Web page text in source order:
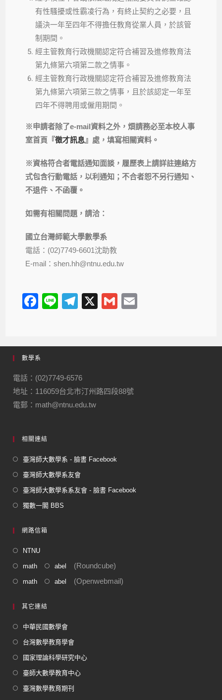
有性騷擾或性霸凌行為，有終止契約之必要，且
議決一年至四年不得擔任教育從業人員，於該管
制期間。
經主管教育行政機關認定符合補習及進修教育法
第九條第六項第二款之情事。
經主管教育行政機關認定符合補習及進修教育法
第九條第六項第三款之情事，且於該認定一年至
四年不得聘用或僱用期間。
※申請者除了e-mail資料之外，煩請務必至本校人事
室首頁『徵才訊息 』處 ，填寫相關資料。
※資格符合者電話通知面談，履歷表上請詳註連絡方
式包含行動電話，以利通知；不合者恕不另行通知、
不退件、不函覆。
如需有相關問題，請洽：
國立台灣師範大學數學系
電話：(02)7749-6601沈助教
E-mail：shen.hh@ntnu.edu.tw
F
e
b
o
o
k
Li
T
gr
m
X
G
數學系
電話：(02)7749-6576
地址：116059台北市汀州路四段88號
電郵：math@ntnu.edu.tw
相關連結
臺灣師大數學系 - 臉書 Facebook
臺灣師大數學系友會
臺灣師大數學系系友會 - 臉書 Facebook
獨數一閣 BBS
網路信箱
NTNU
math abel (Roundcube)
math abel (Openwebmail)
其它連結
中華民國數學會
台灣數學教育學會
國家理論科學研究中心
臺師大數學教育中心
臺灣數學教育期刊